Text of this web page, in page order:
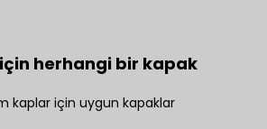
için herhangi bir kapak
kaplar için uygun kapaklar